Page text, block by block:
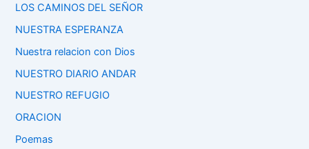
LOS CAMINOS DEL SEÑOR
NUESTRA ESPERANZA
Nuestra relacion con Dios
NUESTRO DIARIO ANDAR
NUESTRO REFUGIO
ORACION
Poemas